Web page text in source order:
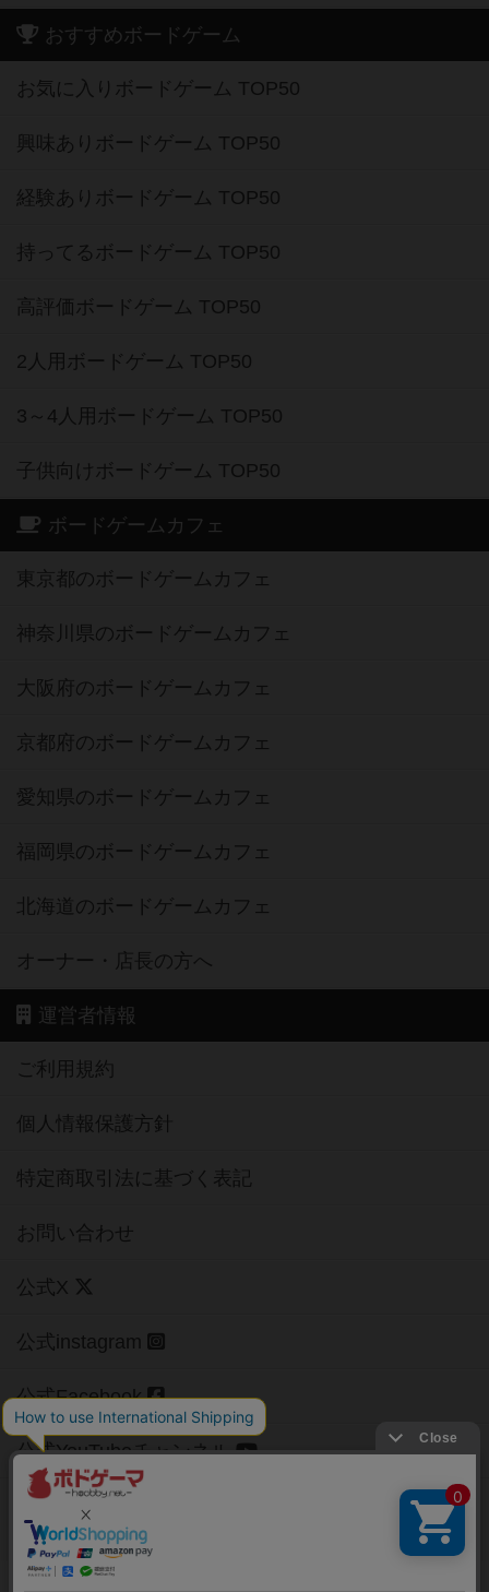
おすすめボードゲーム
お気に入りボードゲーム TOP50
興味ありボードゲーム TOP50
経験ありボードゲーム TOP50
持ってるボードゲーム TOP50
高評価ボードゲーム TOP50
2人用ボードゲーム TOP50
3～4人用ボードゲーム TOP50
子供向けボードゲーム TOP50
ボードゲームカフェ
東京都のボードゲームカフェ
神奈川県のボードゲームカフェ
大阪府のボードゲームカフェ
京都府のボードゲームカフェ
愛知県のボードゲームカフェ
福岡県のボードゲームカフェ
北海道のボードゲームカフェ
オーナー・店長の方へ
運営者情報
ご利用規約
個人情報保護方針
特定商取引法に基づく表記
お問い合わせ
公式X
公式instagram
公式Facebook
公式YouTubeチャンネル